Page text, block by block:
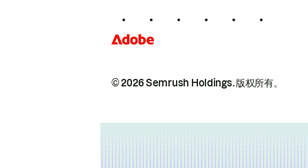
© 2026 Semrush Holdings.版权所有。